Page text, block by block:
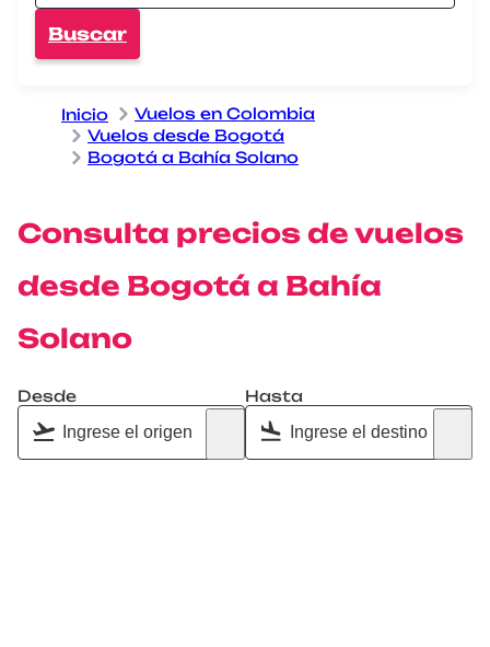
Buscar
Inicio
Vuelos en Colombia
Vuelos desde Bogotá
Bogotá a Bahía Solano
Consulta precios de vuelos
desde Bogotá a Bahía
Solano
Desde Hasta